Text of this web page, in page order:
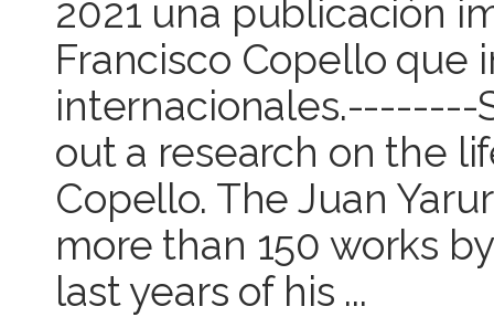
2021 una publicación
Francisco Copello que
internacionales.--------
out a research on the
Copello. The Juan
more than 150 works
last years of his